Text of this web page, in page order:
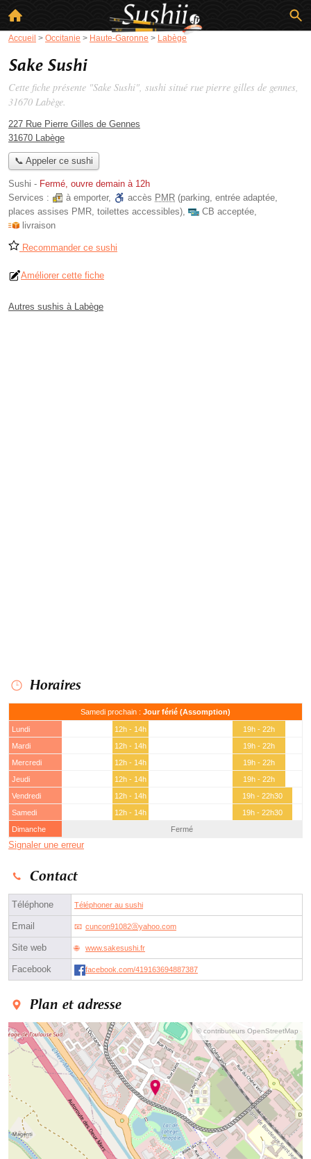
Accueil > Occitanie > Haute-Garonne > Labège
Sake Sushi
Cette fiche présente "Sake Sushi", sushi situé rue pierre gilles de gennes,
31670 Labège.
227 Rue Pierre Gilles de Gennes
31670 Labège
📞 Appeler ce sushi
Sushi - Fermé, ouvre demain à 12h
Services :
à emporter, accès PMR (parking, entrée adaptée,
places assises PMR, toilettes accessibles), CB acceptée,
livraison
Recommander ce sushi
Améliorer cette fiche
Autres sushis à Labège
Horaires
Samedi prochain : Jour férié (Assomption)
Lundi 12h - 14h
19h - 22h
Mardi
12h - 14h
19h - 22h
Mercredi
12h - 14h
19h - 22h
Jeudi
12h - 14h
19h - 22h
Vendredi
12h - 14h
19h - 22h30
Samedi
12h - 14h
19h - 22h30
Dimanche
Fermé
Signaler une erreur
Contact
Téléphone Téléphoner au sushi
Email cuncon91082ⓐyahoo.com
Site web www.sakesushi.fr
Facebook facebook.com/419163694887387
Plan et adresse
© contributeurs OpenStreetMap